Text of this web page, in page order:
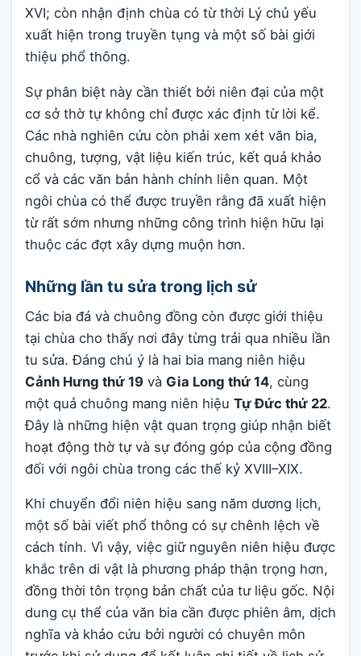
XVI; còn nhận định chùa có từ thời Lý chủ yếu
xuất hiện trong truyền tụng và một số bài giới
thiệu phổ thông.
Sự phân biệt này cần thiết bởi niên đại của một
cơ sở thờ tự không chỉ được xác định từ lời kể.
Các nhà nghiên cứu còn phải xem xét văn bia,
chuông, tượng, vật liệu kiến trúc, kết quả khảo
cổ và các văn bản hành chính liên quan. Một
ngôi chùa có thể được truyền rằng đã xuất hiện
từ rất sớm nhưng những công trình hiện hữu lại
thuộc các đợt xây dựng muộn hơn.
Những lần tu sửa trong lịch sử
Các bia đá và chuông đồng còn được giới thiệu
tại chùa cho thấy nơi đây từng trải qua nhiều lần
tu sửa. Đáng chú ý là hai bia mang niên hiệu
Cảnh Hưng thứ 19 và Gia Long thứ 14, cùng
một quả chuông mang niên hiệu Tự Đức thứ 22.
Đây là những hiện vật quan trọng giúp nhận biết
hoạt động thờ tự và sự đóng góp của cộng đồng
đối với ngôi chùa trong các thế kỷ XVIII–XIX.
Khi chuyển đổi niên hiệu sang năm dương lịch,
một số bài viết phổ thông có sự chênh lệch về
cách tính. Vì vậy, việc giữ nguyên niên hiệu được
khắc trên di vật là phương pháp thận trọng hơn,
đồng thời tôn trọng bản chất của tư liệu gốc. Nội
dung cụ thể của văn bia cần được phiên âm, dịch
nghĩa và khảo cứu bởi người có chuyên môn